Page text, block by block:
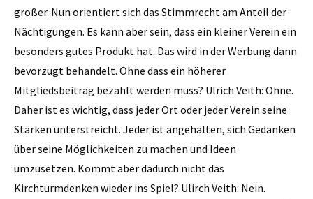
großer. Nun orientiert sich das Stimmrecht am Anteil der
Nächtigungen. Es kann aber sein, dass ein kleiner Verein ein
besonders gutes Produkt hat. Das wird in der Werbung dann
bevorzugt behandelt. Ohne dass ein höherer
Mitgliedsbeitrag bezahlt werden muss? Ulrich Veith: Ohne.
Daher ist es wichtig, dass jeder Ort oder jeder Verein seine
Stärken unterstreicht. Jeder ist angehalten, sich Gedanken
über seine Möglichkeiten zu ­machen und Ideen
umzusetzen. Kommt aber dadurch nicht das
Kirchturmdenken wieder ins Spiel? Ulirch Veith: Nein.